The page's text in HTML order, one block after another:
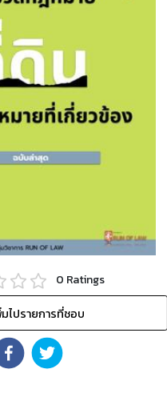
0 Ratings
ไปรายการที่ชอบ